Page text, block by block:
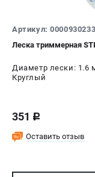
Артикул:
Леска триммерная
Диаметр лески: 1.6
Круглый
351 c
Оставить отзыв